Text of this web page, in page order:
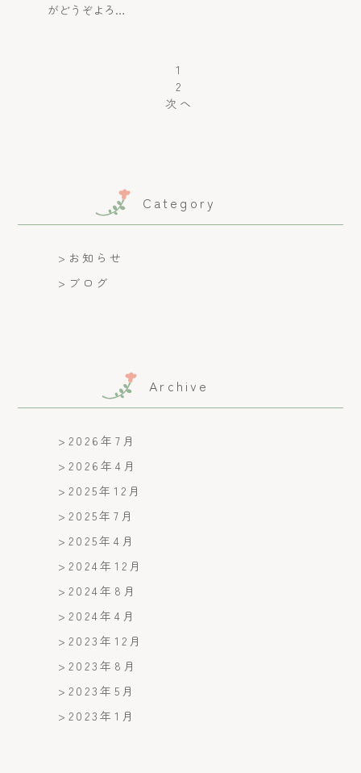
がどうぞよろ…
1
2
次へ
Category
> お知らせ
> ブログ
Archive
> 2026年7月
> 2026年4月
> 2025年12月
> 2025年7月
> 2025年4月
> 2024年12月
> 2024年8月
> 2024年4月
> 2023年12月
> 2023年8月
> 2023年5月
> 2023年1月